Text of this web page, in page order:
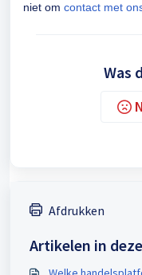
niet om contact met
Was
Afdrukken
Artikelen in